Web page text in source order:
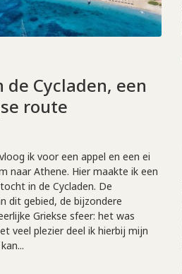
de Cycladen, een
route
ik voor een appel en een ei
naar Athene. Hier maakte ik een
in de Cycladen. De
dit gebied, de bijzondere
Griekse sfeer: het was
veel plezier deel ik hierbij mijn